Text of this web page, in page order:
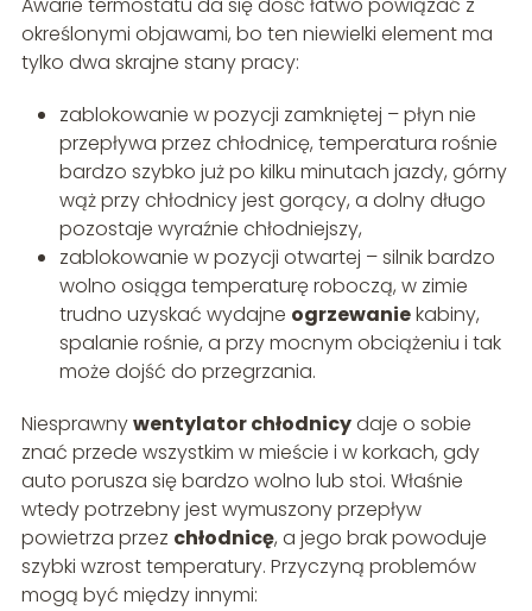
Awarie termostatu da się dość łatwo powiązać z
określonymi objawami, bo ten niewielki element ma
tylko dwa skrajne stany pracy:
zablokowanie w pozycji zamkniętej – płyn nie
przepływa przez chłodnicę, temperatura rośnie
bardzo szybko już po kilku minutach jazdy, górny
wąż przy chłodnicy jest gorący, a dolny długo
pozostaje wyraźnie chłodniejszy,
zablokowanie w pozycji otwartej – silnik bardzo
wolno osiąga temperaturę roboczą, w zimie
trudno uzyskać wydajne ogrzewaniekabiny,
spalanie rośnie, a przy mocnym obciążeniu i tak
może dojść do przegrzania.
Niesprawnywentylator chłodnicydaje o sobie
znać przede wszystkim w mieście i w korkach, gdy
auto porusza się bardzo wolno lub stoi. Właśnie
wtedy potrzebny jest wymuszony przepływ
powietrza przez chłodnicę, a jego brak powoduje
szybki wzrost temperatury. Przyczyną problemów
mogą być między innymi: